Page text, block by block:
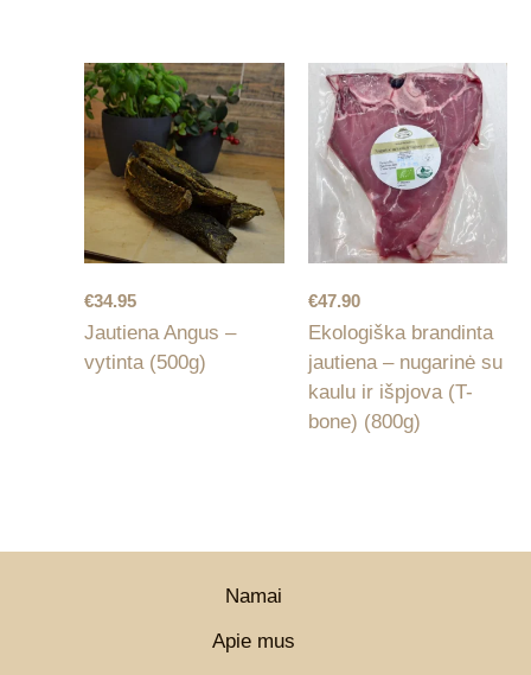
€34.95
Jautiena Angus –
vytinta (500g)
€47.90
Ekologiška brandinta
jautiena – nugarinė su
kaulu ir išpjova (T-
bone) (800g)
Namai
Apie mus